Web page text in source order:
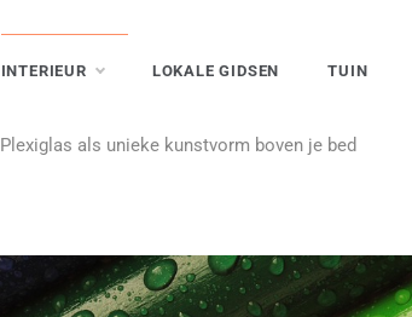
INTERIEUR LOKALE GIDSEN TUIN
Plexiglas als unieke kunstvorm boven je bed